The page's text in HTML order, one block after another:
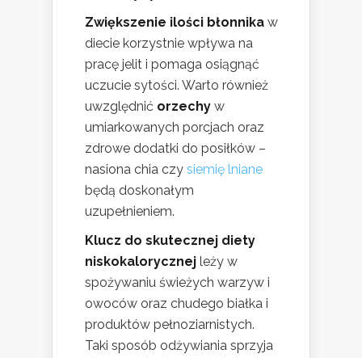
Zwiększenie ilości błonnika w
diecie korzystnie wpływa na
pracę jelit i pomaga osiągnąć
uczucie sytości. Warto również
uwzględnić orzechy w
umiarkowanych porcjach oraz
zdrowe dodatki do posiłków –
nasiona chia czy siemię lniane
będą doskonałym
uzupełnieniem.
Klucz do skutecznej diety
niskokalorycznej leży w
spożywaniu świeżych warzyw i
owoców oraz chudego białka i
produktów pełnoziarnistych.
Taki sposób odżywiania sprzyja